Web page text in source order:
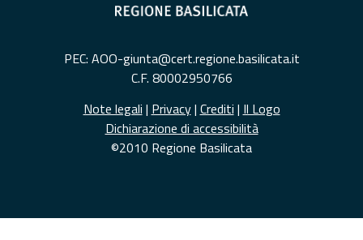
PEC: AOO-giunta@cert.regione.basilicata.it
C.F. 80002950766
Note legali | Privacy| Crediti | Il Logo
Dichiarazione di accessibilità
©2010 Regione Basilicata